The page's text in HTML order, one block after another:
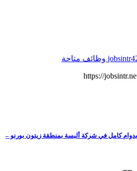
كامل في شركة ألبسة بمنطقة زيتون بورنو –